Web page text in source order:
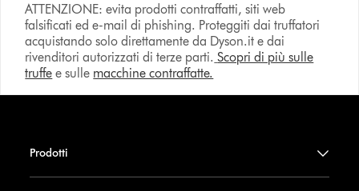
ATTENZIONE: evita prodotti contraffatti, siti web
falsificati ed e-mail di phishing. Proteggiti dai truffatori
acquistando solo direttamente da Dyson.it e dai
rivenditori autorizzati di terze parti. Scopri di più sulle
truffe e sulle macchine contraffatte.
Prodotti